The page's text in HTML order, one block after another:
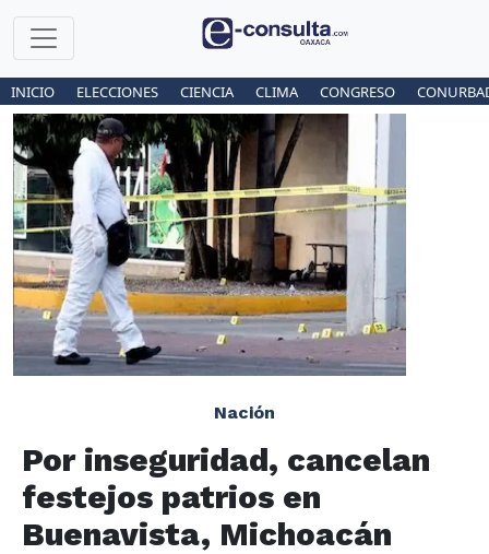
INICIO ELECCIONES CIENCIA CLIMA CONGRESO
Nación
Por inseguridad, cancelan
festejos patrios en
Buenavista, Michoacán